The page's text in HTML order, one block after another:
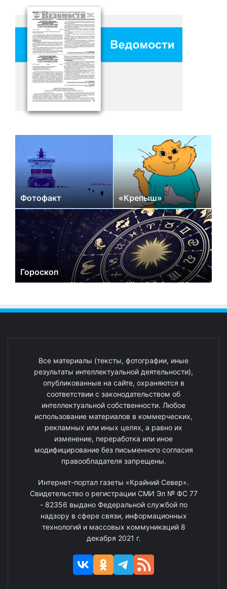
Фотофакт «Крепыш»
Гороскоп
Все материалы (тексты, фотографии, иные
результаты интеллектуальной деятельности),
опубликованные на сайте, охраняются в
соответствии с законодательством об
интеллектуальной собственности. Любое
использование материалов в коммерческих,
рекламных или иных целях, а равно их
изменение, переработка или иное
модифицирование без письменного согласия
правообладателя запрещены.
Интернет-портал газеты «Крайний Север».
Свидетельство о регистрации СМИ Эл № ФС 77
- 82356 выдано Федеральной службой по
надзору в сфере связи, информационных
технологий и массовых коммуникаций 8
декабря 2021 г.